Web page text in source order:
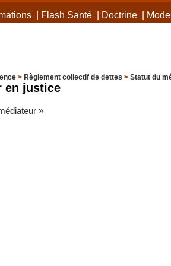
| Flash Santé| Doctrine|
> Règlement collectif de dettes > Statut du
en justice
»